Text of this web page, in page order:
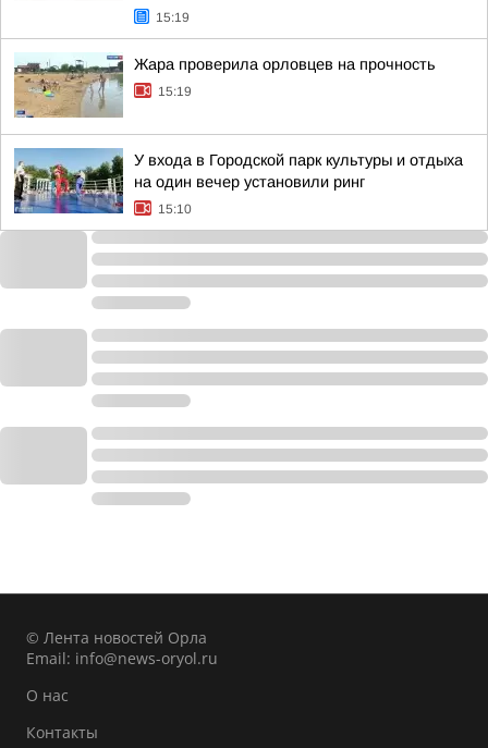
15:19
Жара проверила орловцев на прочность
15:19
У входа в Городской парк культуры и отдыха
на один вечер установили ринг
15:10
© Лента новостей Орла
Email: info@news-oryol.ru
О нас
Контакты